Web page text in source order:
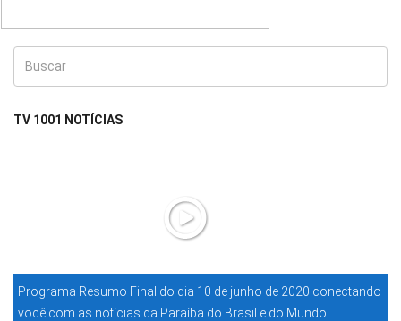
TV 1001 NOTÍCIAS
Programa Resumo Final do dia 10 de junho de 2020 conectando
você com as notícias da Paraíba do Brasil e do Mundo